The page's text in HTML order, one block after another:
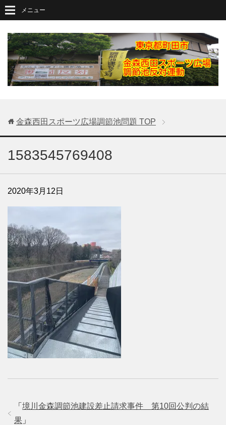
メニュー
金森西田スポーツ広場調節池問題 TOP
1583545769408
2020年3月12日
「 境川金森調節池建設差止請求事件 第10回公判の結
果 」